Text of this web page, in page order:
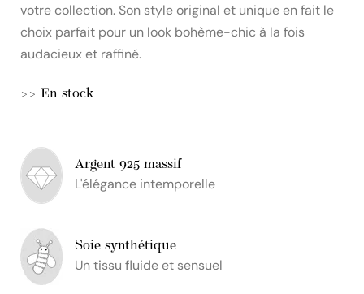
votre collection. Son style original et unique en fait le
choix parfait pour un look bohème-chic à la fois
audacieux et raffiné.
>> En stock
Argent 925 massif
L'élégance intemporelle
Soie synthétique
Un tissu fluide et sensuel